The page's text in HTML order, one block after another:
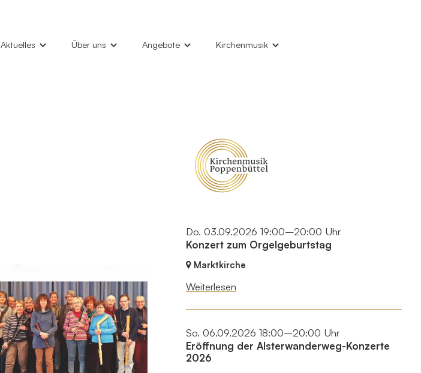
Aktuelles Über uns Angebote
Glauben vertiefen
Gruppen und Kreise
Kirchenmusik
Kantor und Team
Alsterwanderweg-Konzerte
Do. 03.09.2026 19:00–20:00 Uhr
Konzert zum Orgelgeburtstag
Marktkirche
Weiterlesen
So. 06.09.2026 18:00–20:00 Uhr
Eröffnung der Alsterwanderweg-Konzerte
2026